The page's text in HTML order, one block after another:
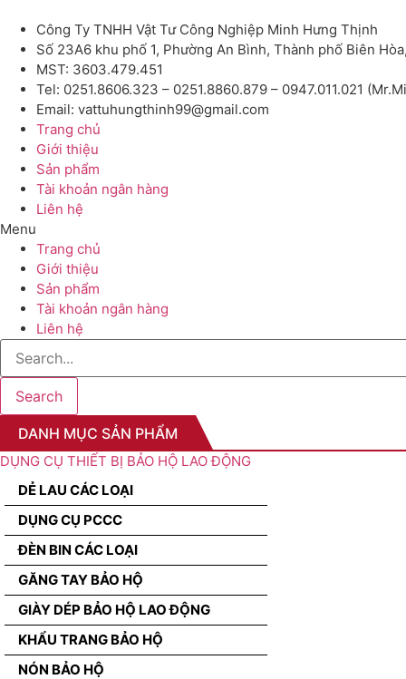
Công Ty TNHH Vật Tư Công Nghiệp Minh Hưng Thịnh
Số 23A6 khu phố 1, Phường An Bình, Thành phố Biên
MST: 3603.479.451
Tel: 0251.8606.323 – 0251.8860.879 – 0947.011.021
Email: vattuhungthinh99@gmail.com
Trang chủ
Giới thiệu
Sản phẩm
Tài khoản ngân hàng
Liên hệ
Menu
Trang chủ
Giới thiệu
Sản phẩm
Tài khoản ngân hàng
Liên hệ
Search
DANH MỤC SẢN PHẨM
DỤNG CỤ THIẾT BỊ BẢO HỘ LAO ĐỘNG
DẺ LAU CÁC LOẠI
DỤNG CỤ PCCC
ĐÈN BIN CÁC LOẠI
GĂNG TAY BẢO HỘ
GIÀY DÉP BẢO HỘ LAO ĐỘNG
KHẨU TRANG BẢO HỘ
NÓN BẢO HỘ